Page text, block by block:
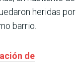
heridas por
barrio.
de